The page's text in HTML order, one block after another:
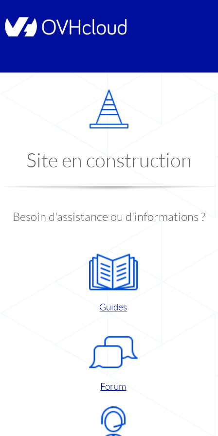
Site en construction
Besoin d'assistance ou d'informations ?
Guides
Forum